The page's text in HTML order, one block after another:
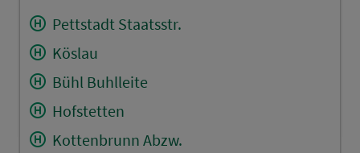
Pettstadt Staatsstr.
Köslau
Bühl Buhlleite
Hofstetten
Kottenbrunn Abzw.